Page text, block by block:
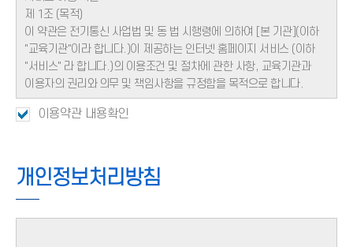
제 1조 (목적)
이 약관은 전기통신 사업법 및 동 법 시행령에 의하여 [본 기관](이하
"교육기관"이라 합니다.)이 제공하는 인터넷 홈페이지 서비스 (이하
"서비스" 라 합니다.)의 이용조건 및 절차에 관한 사항, 교육기관과
이용자의 권리와 의무 및 책임사항을 규정함을 목적으로 합니다.
제 2조 (약관의 효력과 개정)
전자우편 기타의 방법으로 이용자에게 통지함으로써 효력을
발생합니다.
약관은 제9조에 정한 방법으로 공지합니다. 회원은 개정된 약관에
이용약관 내용확인
개인정보처리방침